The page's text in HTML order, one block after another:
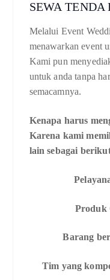
SEWA TENDA
Melalui Event
menawarkan event
Kami pun
untuk anda tanpa
semacamnya.
Kenapa harus
Karena kami
lain sebagai
Produk
Barang
Tim yang